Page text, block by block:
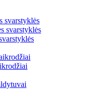
svarstyklės
svarstyklės